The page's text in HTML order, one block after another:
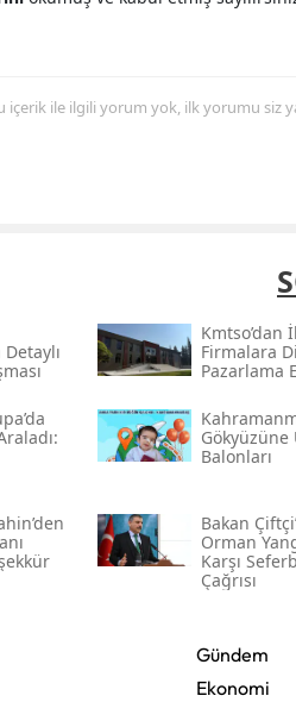
içerik ile ilgili yorum yok, ilk yorumu siz
Kmtso’dan
Firmalara
Pazarlama
Gökyüzüne
Balonları
Bakan
Orman
Karşı
Çağrısı
Gündem
Ekonomi